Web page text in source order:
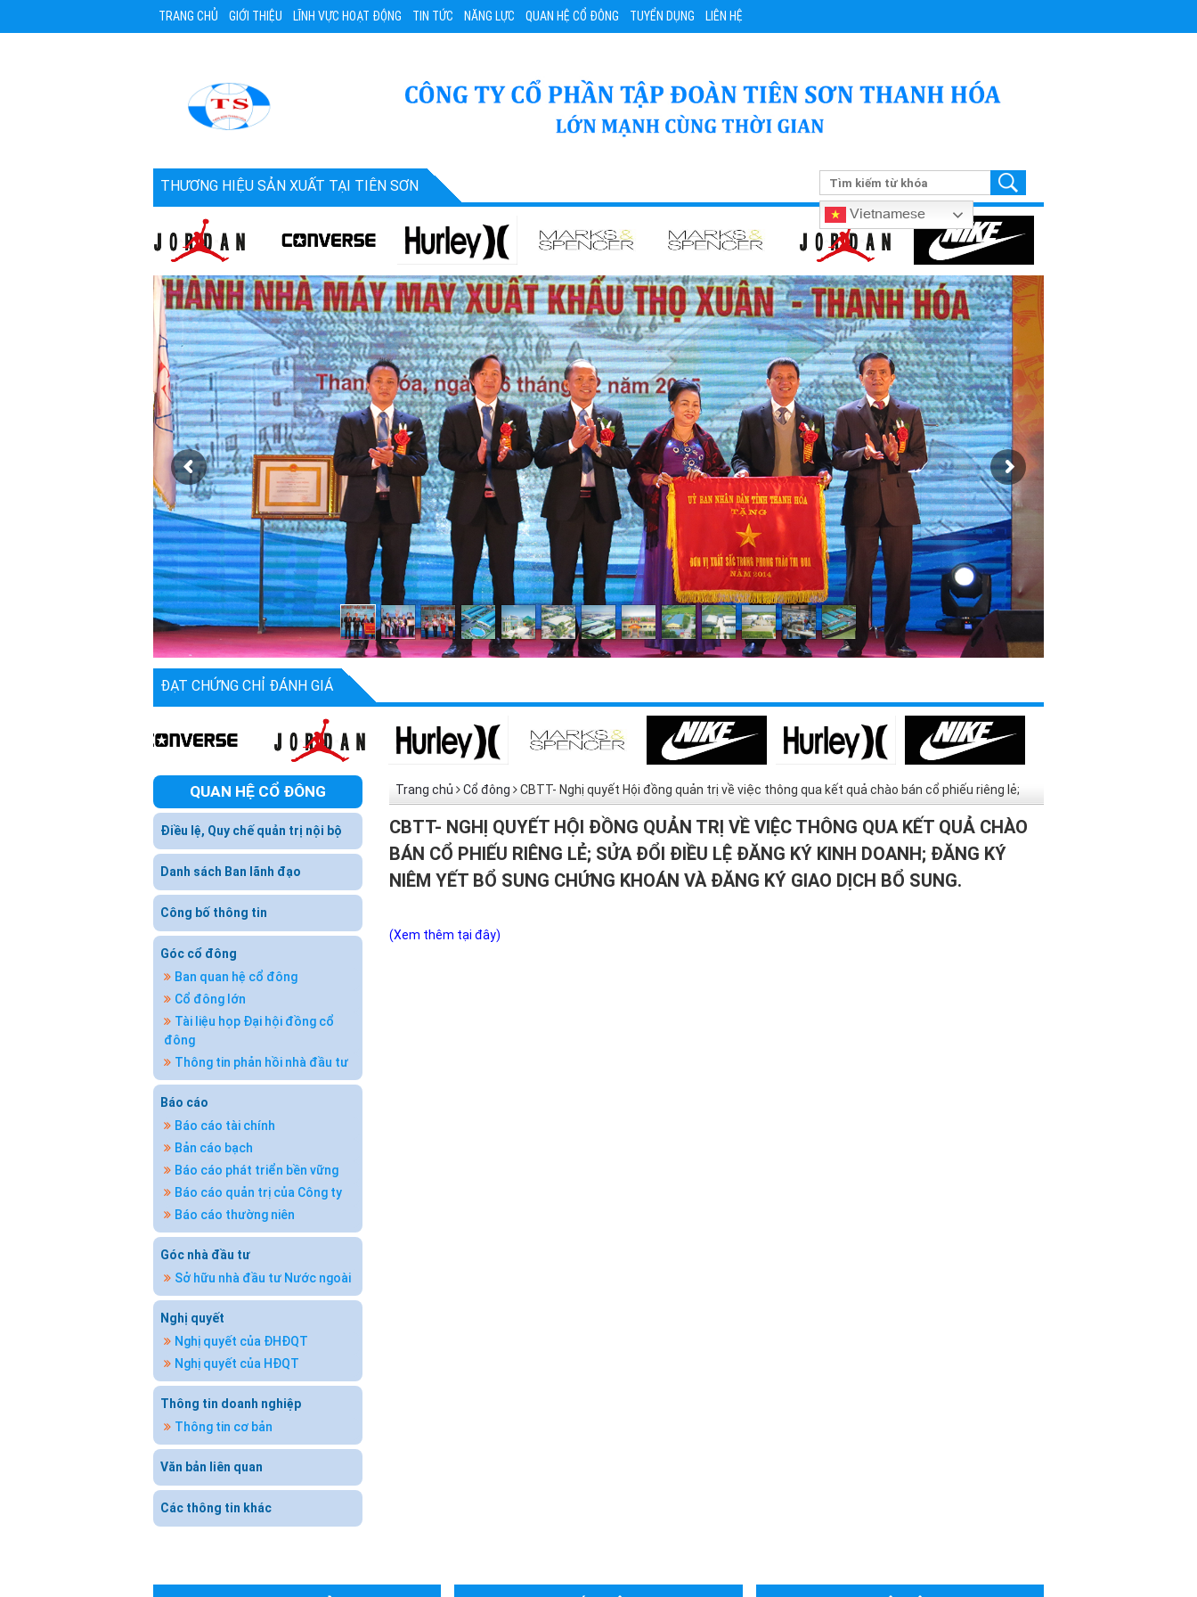
TRANG CHỦ GIỚI THIỆU LĨNH VỰC HOẠT ĐỘNG TIN TỨC NĂNG LỰC QUAN HỆ CỔ ĐÔNG TUYỂN DỤNG LIÊN HỆ
THƯƠNG HIỆU SẢN XUẤT TẠI TIÊN SƠN
Vietnamese
ĐẠT CHỨNG CHỈ ĐÁNH GIÁ
Trang chủ Cổ đông CBTT- Nghị quyết Hội đồng quản trị về việc thông qua kết quả chào bán cổ phiếu riêng lẻ;
sửa đổi điều lệ đăng ký kinh doanh; đăng ký niêm yết bổ sung chứng khoán và đăng ký giao dịch bổ sung.
CBTT- NGHỊ QUYẾT HỘI ĐỒNG QUẢN TRỊ VỀ VIỆC THÔNG QUA KẾT QUẢ CHÀO
BÁN CỔ PHIẾU RIÊNG LẺ; SỬA ĐỔI ĐIỀU LỆ ĐĂNG KÝ KINH DOANH; ĐĂNG KÝ
NIÊM YẾT BỔ SUNG CHỨNG KHOÁN VÀ ĐĂNG KÝ GIAO DỊCH BỔ SUNG.
(Xem thêm tại đây)
QUAN HỆ CỔ ĐÔNG
Điều lệ, Quy chế quản trị nội bộ
Danh sách Ban lãnh đạo
Công bố thông tin
Góc cổ đông
Ban quan hệ cổ đông
Cổ đông lớn
Tài liệu họp Đại hội đồng cổ
đông
Thông tin phản hồi nhà đầu tư
Báo cáo
Báo cáo tài chính
Bản cáo bạch
Báo cáo phát triển bền vững
Báo cáo quản trị của Công ty
Báo cáo thường niên
Góc nhà đầu tư
Sở hữu nhà đầu tư Nước ngoài
Nghị quyết
Nghị quyết của ĐHĐQT
Nghị quyết của HĐQT
Thông tin doanh nghiệp
Thông tin cơ bản
Văn bản liên quan
Các thông tin khác